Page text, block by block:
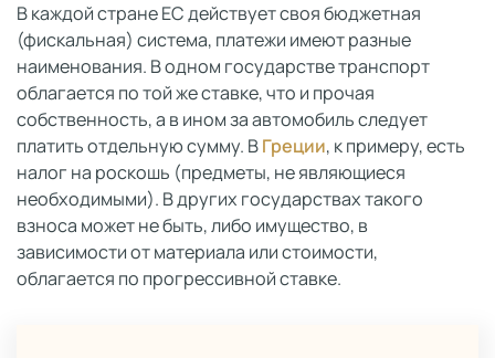
В каждой стране ЕС действует своя бюджетная
(фискальная) система, платежи имеют разные
наименования. В одном государстве транспорт
облагается по той же ставке, что и прочая
собственность, а в ином за автомобиль следует
платить отдельную сумму. ВГреции, к примеру, есть
налог на роскошь (предметы, не являющиеся
необходимыми). В других государствах такого
взноса может не быть, либо имущество, в
зависимости от материала или стоимости,
облагается по прогрессивной ставке.